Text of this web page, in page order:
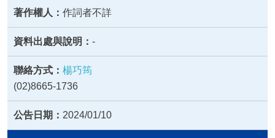
作詞者不詳
-
楊巧筠
(02)8665-1736
2024/01/10